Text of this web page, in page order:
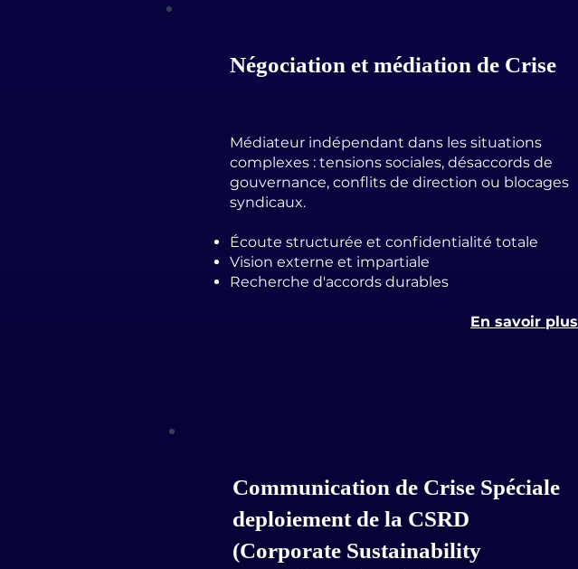
Négociation et médiation de Crise
Médiateur indépendant dans les situations
complexes : tensions sociales, désaccords de
gouvernance, conflits de direction ou blocages
syndicaux.
Écoute structurée et confidentialité totale
Vision externe et impartiale
Recherche d'accords durables
En savoir plus
Communication de Crise Spéciale
deploiement de la CSRD
(Corporate Sustainability